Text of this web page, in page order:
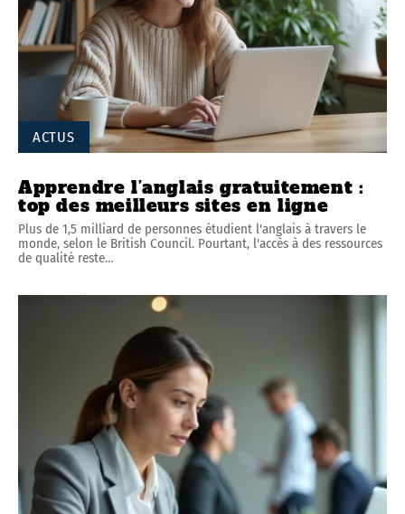
ACTUS
Apprendre l’anglais gratuitement :
top des meilleurs sites en ligne
Plus de 1,5 milliard de personnes étudient l'anglais à travers le
monde, selon le British Council. Pourtant, l'accès à des ressources
de qualité reste…